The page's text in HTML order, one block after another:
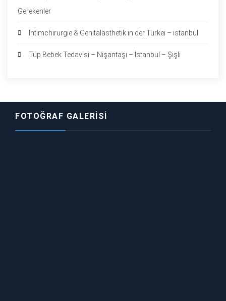
Gerekenler
Intimchirurgie & Genitalästhetik in der Türkei – istanbul
Tüp Bebek Tedavisi – Nişantaşı – İstanbul – Şişli
FOTOĞRAF GALERISI